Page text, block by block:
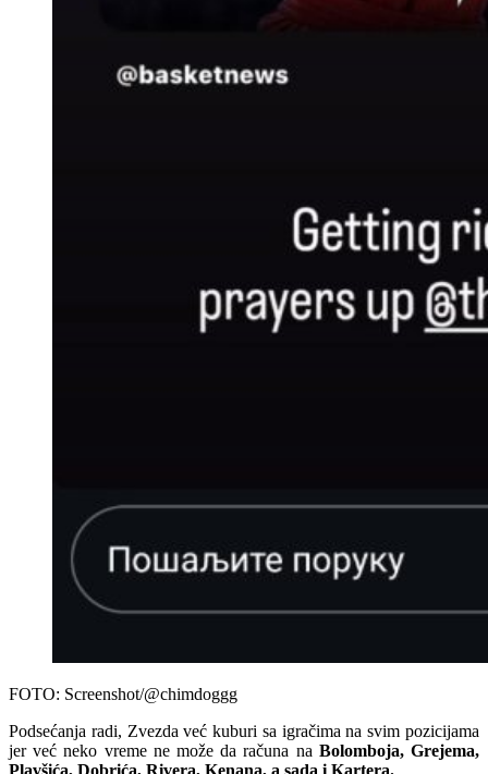
FOTO: Screenshot/@chimdoggg
Podsećanja radi, Zvezda već kuburi sa igračima na svim pozicijama
jer već neko vreme ne može da računa na Bolomboja, Grejema,